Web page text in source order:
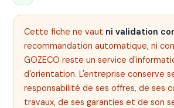
Cette fiche ne vaut ni validation
recommandation automatique, ni
GOZECO reste un service
d'orientation. L'entreprise conserve
responsabilité de ses offres, de ses
travaux, de ses garanties et de son